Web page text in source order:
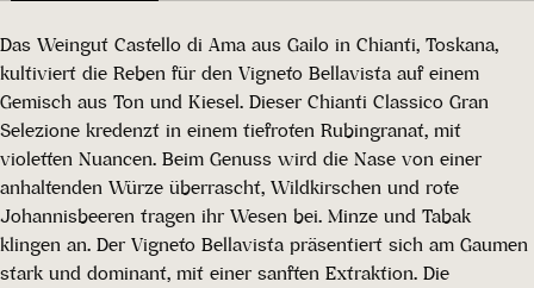
Das Weingut Castello di Ama aus Gailo in Chianti, Toskana,
kultiviert die Reben für den Vigneto Bellavista auf einem
Gemisch aus Ton und Kiesel. Dieser Chianti Classico Gran
Selezione kredenzt in einem tiefroten Rubingranat, mit
violetten Nuancen. Beim Genuss wird die Nase von einer
anhaltenden Würze überrascht, Wildkirschen und rote
Johannisbeeren tragen ihr Wesen bei. Minze und Tabak
klingen an. Der Vigneto Bellavista präsentiert sich am Gaumen
stark und dominant, mit einer sanften Extraktion. Die